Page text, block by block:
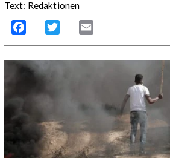
Text: Redaktionen
Facebook Twitter